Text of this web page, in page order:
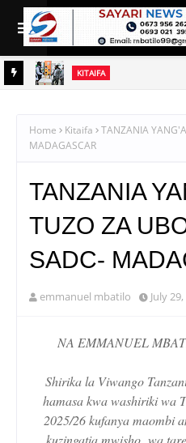
KITAIFA
Home Kitaifa
TANZANIA
MADAGASCAR
TANZANIA
TUZO ZA
SADC-
emmanuel mbatilo July
NA EMMANUEL
Shirika la Viwango
hamasa kwa washiriki wa
2025/26 kufanya maombi
kuzingatia mwisho wa